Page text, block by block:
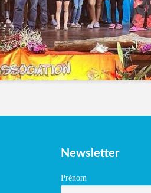
Newsletter
Prénom